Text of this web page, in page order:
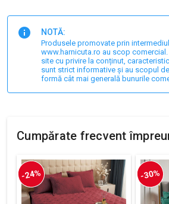
NOTĂ:
Produsele promovate prin
www.harnicuta.ro au scop
site cu privire la conținut,
sunt strict informative și au scopul
formă cât mai generală bunurile
Cumpărate frecvent
-24% -30%